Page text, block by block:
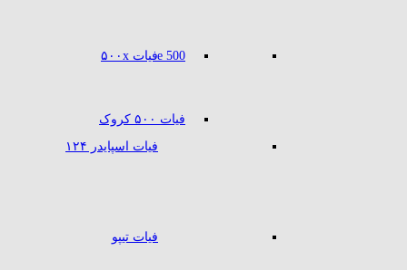
500 e
فیات ۵۰۰ کروک
فیات ۵۰۰x
فیات اسپایدر ۱۲۴
فیات تیپو